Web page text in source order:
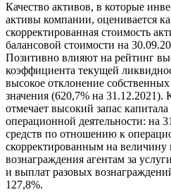
Качество активов, в которые
активы компании, оценивается
скорректированная стоимость
балансовой стоимости на
Позитивно влияют на рейтинг
коэффициента текущей
высокое отклонение
значения (620,7% на 31.12.2021).
отмечает высокий запас
операционной деятельности: на
средств по отношению к
скорректированным на величину
вознаграждения агентам за
и выплат разовых
127,8%.